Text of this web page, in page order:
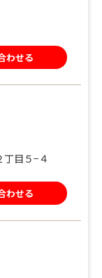
わせる
目５−４
わせる